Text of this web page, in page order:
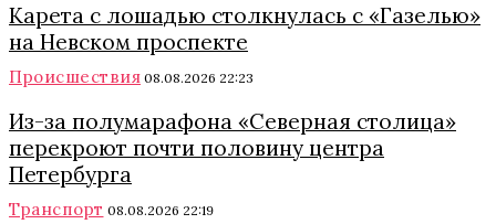
Карета с лошадью столкнулась с «Газелью»
на Невском проспекте
Происшествия 08.08.2026 22:23
Из-за полумарафона «Северная столица»
перекроют почти половину центра
Петербурга
Транспорт 08.08.2026 22:19